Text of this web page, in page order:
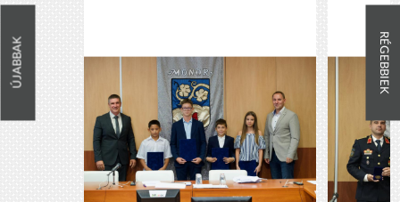
ÚJABBAK RÉGEBBIEK